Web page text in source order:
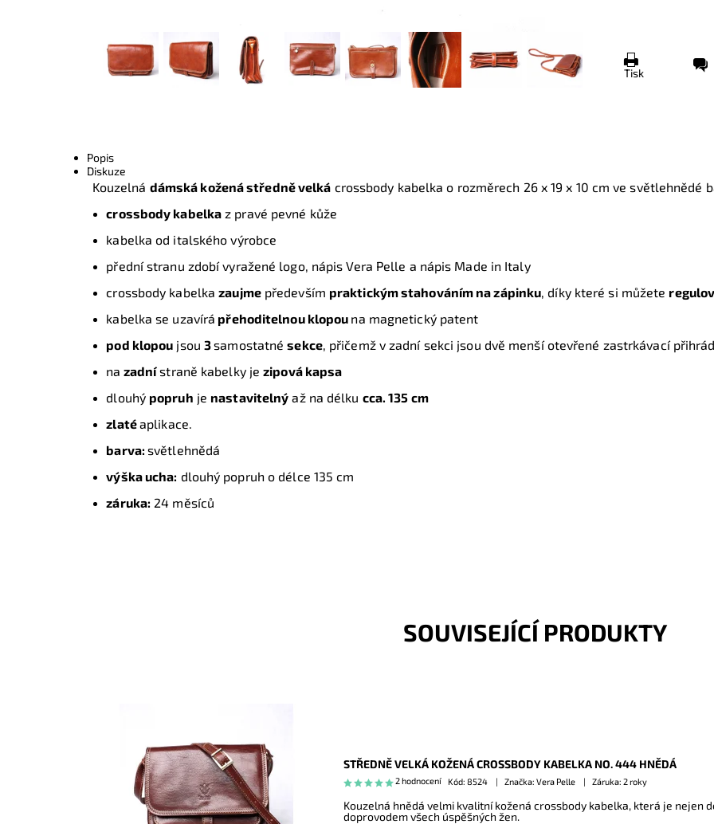
Tisk
Popis
Diskuze
Kouzelná dámská kožená středně velká crossbody kabelka o rozměrech 26 x 19 x 10 cm ve světlehnědé
crossbody kabelka z pravé pevné kůže
kabelka od italského výrobce
přední stranu zdobí vyražené logo, nápis Vera Pelle a nápis Made in Italy
crossbody kabelkazaujmepředevším praktickým stahováním na zápinku, díky které si můžete
kabelka se uzavírá přehoditelnou klopou na magnetický patent
pod klopou jsou 3samostatnésekce, přičemž v zadní sekci jsou dvě menší otevřené zastrkávací
na zadnístraně kabelky jezipová kapsa
dlouhý popruh je nastavitelný až na délku cca. 135 cm
zlatéaplikace.
barva:světlehnědá
výška ucha: dlouhý popruh o délce 135 cm
záruka: 24 měsíců
SOUVISEJÍCÍ PRODUKTY
STŘEDNĚ VELKÁ KOŽENÁ CROSSBODY KABELKA NO. 444 HNĚDÁ
2 hodnocení Kód: 8524 Značka: Vera Pelle Záruka: 2 roky
Kouzelná hnědá velmi kvalitní kožená crossbody kabelka, která je nejen
doprovodem všech úspěšných žen.